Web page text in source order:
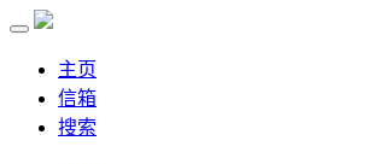
主页
信箱
搜索